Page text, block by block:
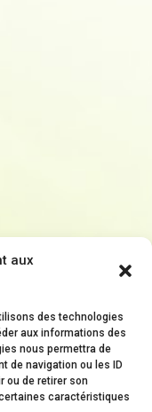
aux
des technologies
aux informations des
nous permettra de
de navigation ou les ID
ou de retirer son
caractéristiques